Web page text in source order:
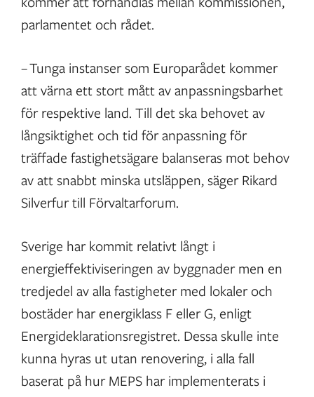
parlamentet och rådet.
– Tunga instanser som Europarådet kommer
att värna ett stort mått av anpassningsbarhet
för respektive land. Till det ska behovet av
långsiktighet och tid för anpassning för
träffade fastighetsägare balanseras mot behov
av att snabbt minska utsläppen, säger Rikard
Silverfur till Förvaltarforum.
Sverige har kommit relativt långt i
energieffektiviseringen av byggnader men en
tredjedel av alla fastigheter med lokaler och
bostäder har energiklass F eller G, enligt
Energideklarationsregistret. Dessa skulle inte
kunna hyras ut utan renovering, i alla fall
baserat på hur MEPS har implementerats i